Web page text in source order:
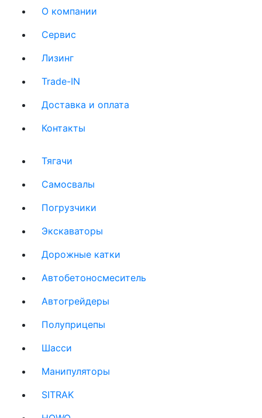
О компании
Сервис
Лизинг
Trade-IN
Доставка и оплата
Контакты
Тягачи
Cамосвалы
Погрузчики
Экскаваторы
Дорожные катки
Автобетоносмеситель
Автогрейдеры
Полуприцепы
Шасси
Манипуляторы
SITRAK